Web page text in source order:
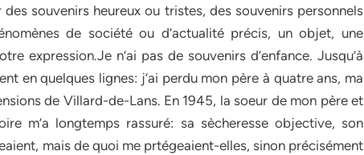
souvenirs heureux ou tristes, des souvenirs personnels
de société ou d’actualité précis, un objet, une
expression.Je n’ai pas de souvenirs d’enfance. Jusqu’à
en quelques lignes: j’ai perdu mon père à quatre ans, ma
de Villard-de-Lans. En 1945, la soeur de mon père et
m’a longtemps rassuré: sa sècheresse objective, son
mais de quoi me prtégeaient-elles, sinon précisément